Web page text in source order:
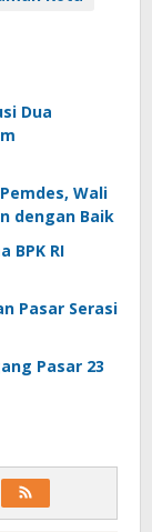
Dua
Wali
dengan Baik
BPK RI
Pasar Serasi
Pasar 23